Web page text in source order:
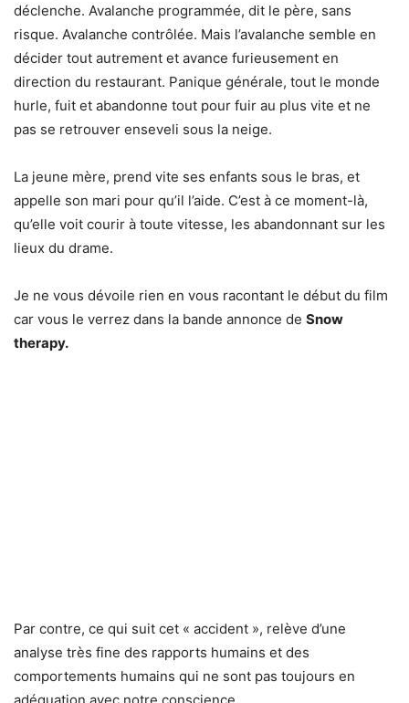
déclenche. Avalanche programmée, dit le père, sans
risque. Avalanche contrôlée. Mais l’avalanche semble en
décider tout autrement et avance furieusement en
direction du restaurant. Panique générale, tout le monde
hurle, fuit et abandonne tout pour fuir au plus vite et ne
pas se retrouver enseveli sous la neige.
La jeune mère, prend vite ses enfants sous le bras, et
appelle son mari pour qu’il l’aide. C’est à ce moment-là,
qu’elle voit courir à toute vitesse, les abandonnant sur les
lieux du drame.
Je ne vous dévoile rien en vous racontant le début du film
car vous le verrez dans la bande annonce de Snow
therapy.
Par contre, ce qui suit cet « accident », relève d’une
analyse très fine des rapports humains et des
comportements humains qui ne sont pas toujours en